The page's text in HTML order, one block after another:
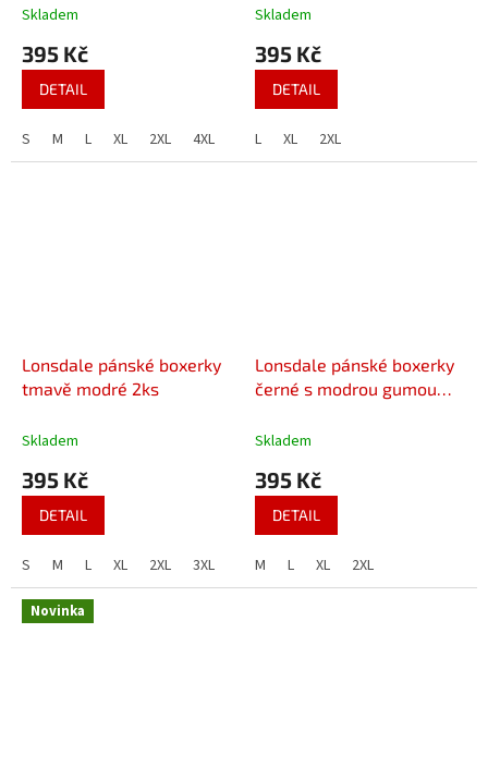
Skladem
395 Kč
DETAIL
S M L XL 2XL 4XL
Skladem
395 Kč
DETAIL
L XL 2XL
Lonsdale pánské boxerky
tmavě modré 2ks
Skladem
395 Kč
DETAIL
S M L XL 2XL 3XL 4XL
Lonsdale pánské boxerky
černé s modrou gumou
Skladem
395 Kč
DETAIL
M L XL 2XL
Novinka